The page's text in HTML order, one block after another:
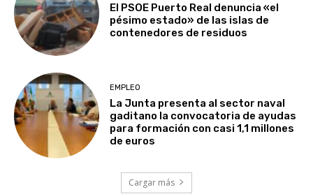
El PSOE Puerto Real denuncia «el
pésimo estado» de las islas de
contenedores de residuos
EMPLEO
La Junta presenta al sector naval
gaditano la convocatoria de ayudas
para formación con casi 1,1 millones
de euros
Cargar más